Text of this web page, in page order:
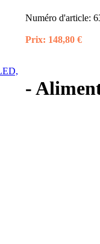
Numéro d'article:
Prix: 148,80 €
-